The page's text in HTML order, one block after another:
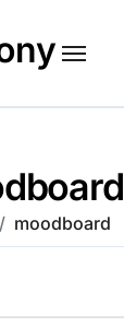
moodboard